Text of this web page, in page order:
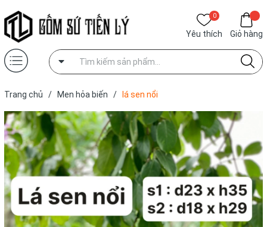
0
Yêu thích Giỏ hàng
Trang chủ / Men hỏa biến / lá sen nổi